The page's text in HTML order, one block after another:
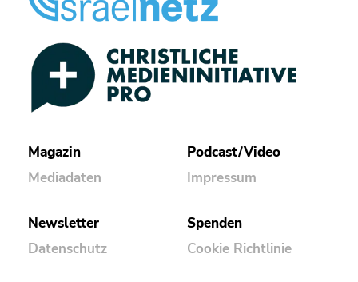
Magazin
Mediadaten
Podcast/Video
Impressum
Newsletter
Datenschutz
Spenden
Cookie Richtlinie